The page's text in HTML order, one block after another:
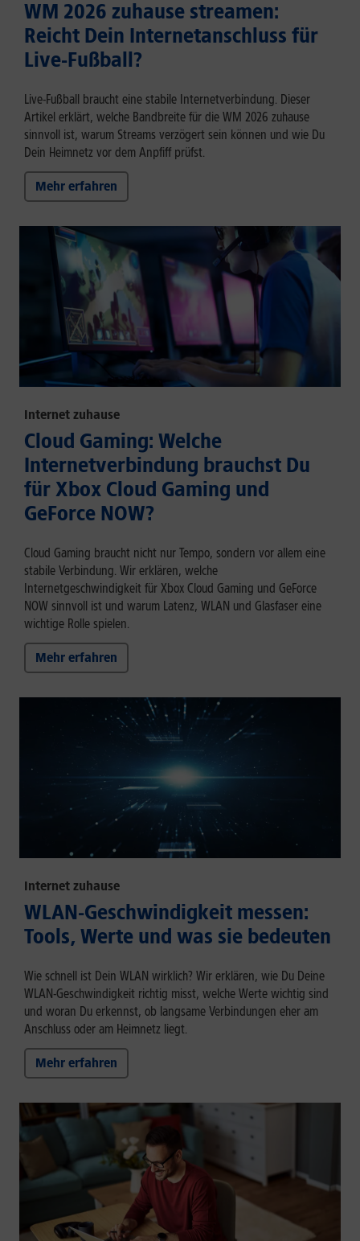
WM 2026 zuhause streamen:
Reicht Dein Internetanschluss für
Live-Fußball?
Live-Fußball braucht eine stabile Internetverbindung. Dieser
Artikel erklärt, welche Bandbreite für die WM 2026 zuhause
sinnvoll ist, warum Streams verzögert sein können und wie Du
Dein Heimnetz vor dem Anpfiff prüfst.
Mehr erfahren
Internet zuhause
Cloud Gaming: Welche
Internetverbindung brauchst Du
für Xbox Cloud Gaming und
GeForce NOW?
Cloud Gaming braucht nicht nur Tempo, sondern vor allem eine
stabile Verbindung. Wir erklären, welche
Internetgeschwindigkeit für Xbox Cloud Gaming und GeForce
NOW sinnvoll ist und warum Latenz, WLAN und Glasfaser eine
wichtige Rolle spielen.
Mehr erfahren
Internet zuhause
WLAN-Geschwindigkeit messen:
Tools, Werte und was sie bedeuten
Wie schnell ist Dein WLAN wirklich? Wir erklären, wie Du Deine
WLAN-Geschwindigkeit richtig misst, welche Werte wichtig sind
und woran Du erkennst, ob langsame Verbindungen eher am
Anschluss oder am Heimnetz liegt.
Mehr erfahren